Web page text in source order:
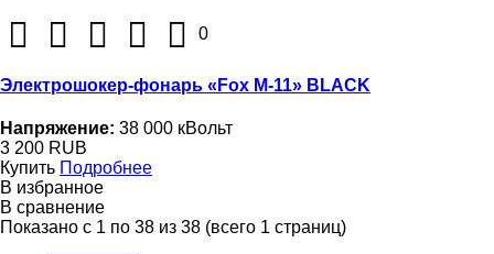
0
Электрошокер-фонарь «Fox M-11» BLACK
Напряжение: 38 000 кВольт
3 200 RUB
Купить Подробнее
В избранное
В сравнение
Показано с 1 по 38 из 38 (всего 1 страниц)